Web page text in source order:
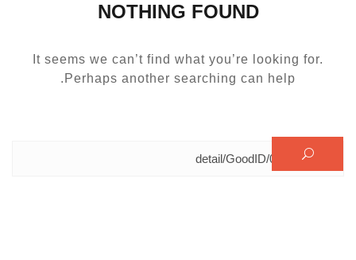
NOTHING FOUND
It seems we can’t find what you’re looking for.
Perhaps another searching can help.
البحث عن: